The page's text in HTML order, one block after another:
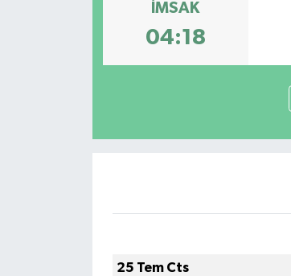
İMSAK
04:18
25 Tem Cts